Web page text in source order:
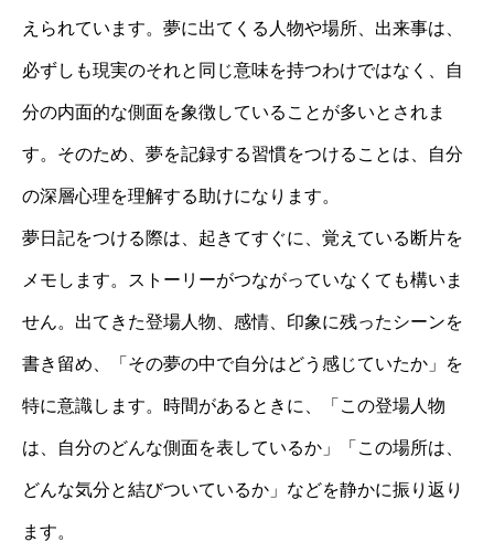
えられています。夢に出てくる人物や場所、出来事は、
必ずしも現実のそれと同じ意味を持つわけではなく、自
分の内面的な側面を象徴していることが多いとされま
す。そのため、夢を記録する習慣をつけることは、自分
の深層心理を理解する助けになります。
夢日記をつける際は、起きてすぐに、覚えている断片を
メモします。ストーリーがつながっていなくても構いま
せん。出てきた登場人物、感情、印象に残ったシーンを
書き留め、「その夢の中で自分はどう感じていたか」を
特に意識します。時間があるときに、「この登場人物
は、自分のどんな側面を表しているか」「この場所は、
どんな気分と結びついているか」などを静かに振り返り
ます。